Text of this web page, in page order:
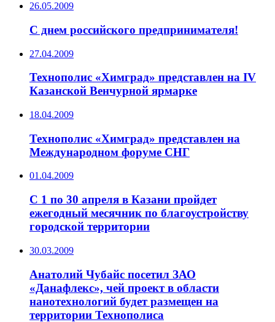
26.05.2009
C днем российского предпринимателя!
27.04.2009
Технополис «Химград» представлен на IV
Казанской Венчурной ярмарке
18.04.2009
Технополис «Химград» представлен на
Международном форуме СНГ
01.04.2009
C 1 по 30 апреля в Казани пройдет
ежегодный месячник по благоустройству
городской территории
30.03.2009
Анатолий Чубайс посетил ЗАО
«Данафлекс», чей проект в области
нанотехнологий будет размещен на
территории Технополиса